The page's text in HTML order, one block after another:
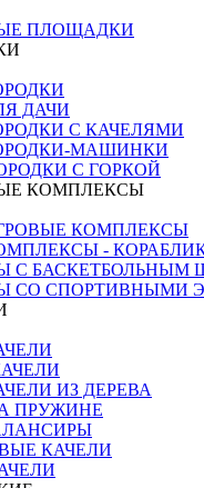
ПЛОЩАДКИ
ДАЧИ
С КАЧЕЛЯМИ
МАШИНКИ
С ГОРКОЙ
КОМПЛЕКСЫ
КОМПЛЕКСЫ
-
С БАСКЕТБОЛЬНЫМ
СО СПОРТИВНЫМИ
ИЗ ДЕРЕВА
ПРУЖИНЕ
КАЧЕЛИ